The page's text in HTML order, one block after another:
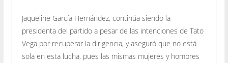
Jaqueline García Hernández, continúa siendo la
presidenta del partido a pesar de las intenciones de Tato
Vega por recuperar la dirigencia, y aseguró que no está
sola en esta lucha, pues las mismas mujeres y hombres